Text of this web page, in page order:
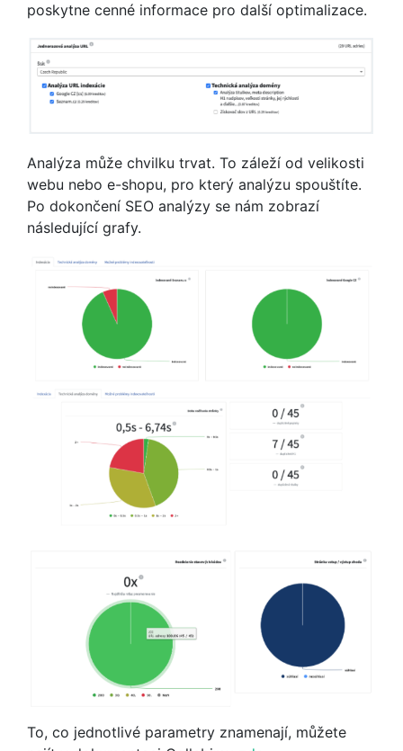
poskytne cenné informace pro další optimalizace.
Analýza může chvilku trvat. To záleží od velikosti
webu nebo e-shopu, pro který analýzu spouštíte.
Po dokončení SEO analýzy se nám zobrazí
následující grafy.
To, co jednotlivé parametry znamenají, můžete